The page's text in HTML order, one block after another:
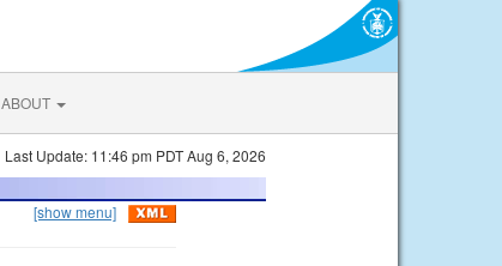
ABOUT
Last Update: 11:46 pm PDT Aug 6, 2026
[show menu]